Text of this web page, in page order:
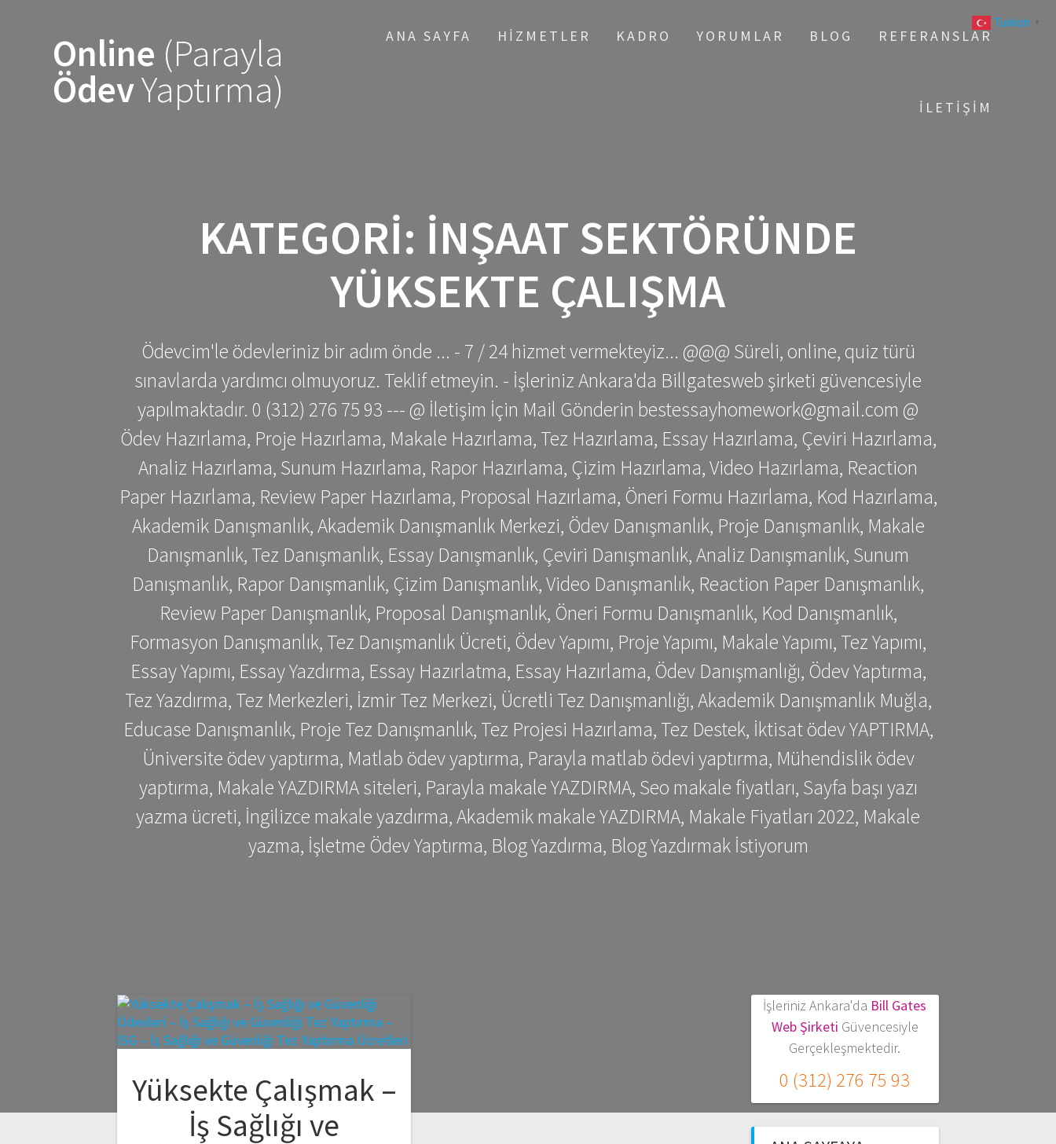
Online (Parayla
ÖdevYaptırma)
ANA SAYFA HIZMETLER KADRO YORUMLAR BLOG REFERANSLAR
İLETIŞIM
KATEGORI: İNŞAAT SEKTÖRÜNDE
YÜKSEKTE ÇALIŞMA
Ödevcim'le ödevleriniz bir adım önde ... - 7 / 24 hizmet vermekteyiz... @@@ Süreli, online, quiz türü
sınavlarda yardımcı olmuyoruz. Teklif etmeyin. - İşleriniz Ankara'da Billgatesweb şirketi güvencesiyle
yapılmaktadır. 0 (312) 276 75 93 --- @ İletişim İçin Mail Gönderin bestessayhomework@gmail.com @
Ödev Hazırlama, Proje Hazırlama, Makale Hazırlama, Tez Hazırlama, Essay Hazırlama, Çeviri Hazırlama,
Analiz Hazırlama, Sunum Hazırlama, Rapor Hazırlama, Çizim Hazırlama, Video Hazırlama, Reaction
Paper Hazırlama, Review Paper Hazırlama, Proposal Hazırlama, Öneri Formu Hazırlama, Kod Hazırlama,
Akademik Danışmanlık, Akademik Danışmanlık Merkezi, Ödev Danışmanlık, Proje Danışmanlık, Makale
Danışmanlık, Tez Danışmanlık, Essay Danışmanlık, Çeviri Danışmanlık, Analiz Danışmanlık, Sunum
Danışmanlık, Rapor Danışmanlık, Çizim Danışmanlık, Video Danışmanlık, Reaction Paper Danışmanlık,
Review Paper Danışmanlık, Proposal Danışmanlık, Öneri Formu Danışmanlık, Kod Danışmanlık,
Formasyon Danışmanlık, Tez Danışmanlık Ücreti, Ödev Yapımı, Proje Yapımı, Makale Yapımı, Tez Yapımı,
Essay Yapımı, Essay Yazdırma, Essay Hazırlatma, Essay Hazırlama, Ödev Danışmanlığı, Ödev Yaptırma,
Tez Yazdırma, Tez Merkezleri, İzmir Tez Merkezi, Ücretli Tez Danışmanlığı, Akademik Danışmanlık Muğla,
Educase Danışmanlık, Proje Tez Danışmanlık, Tez Projesi Hazırlama, Tez Destek, İktisat ödev YAPTIRMA,
Üniversite ödev yaptırma, Matlab ödev yaptırma, Parayla matlab ödevi yaptırma, Mühendislik ödev
yaptırma, Makale YAZDIRMA siteleri, Parayla makale YAZDIRMA, Seo makale fiyatları, Sayfa başı yazı
yazma ücreti, İngilizce makale yazdırma, Akademik makale YAZDIRMA, Makale Fiyatları 2022, Makale
yazma, İşletme Ödev Yaptırma, Blog Yazdırma, Blog Yazdırmak İstiyorum
Yüksekte Çalışmak –
İş Sağlığı ve
İşleriniz Ankara'da Bill Gates
Web Şirketi Güvencesiyle
Gerçekleşmektedir.
0 (312) 276 75 93
Turkish ▼